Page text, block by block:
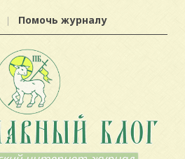
Помочь журналу